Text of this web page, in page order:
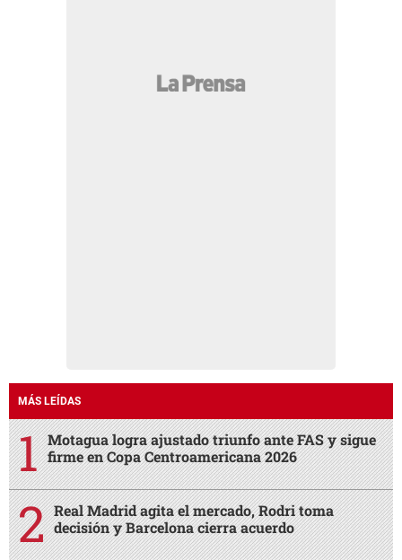
MÁS LEÍDAS
Motagua logra ajustado triunfo ante FAS y sigue
firme en Copa Centroamericana 2026
Real Madrid agita el mercado, Rodri toma
decisión y Barcelona cierra acuerdo